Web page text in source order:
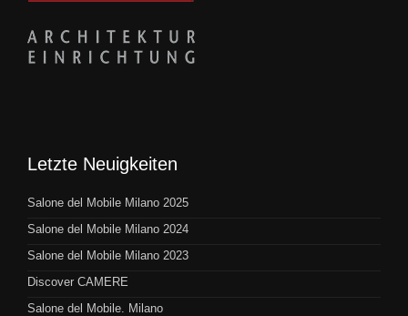
Letzte Neuigkeiten
Salone del Mobile Milano 2025
Salone del Mobile Milano 2024
Salone del Mobile Milano 2023
Discover CAMERE
Salone del Mobile. Milano